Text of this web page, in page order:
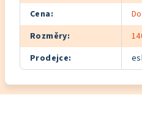
Cena:
Rozměry:
Prodejce: